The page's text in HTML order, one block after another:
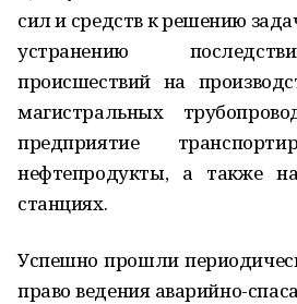
сил и средств к решению
устранению
происшествий на
магистральных
предприятие
нефтепродукты, а также
станциях.
Успешно прошли
право ведения аварийно-